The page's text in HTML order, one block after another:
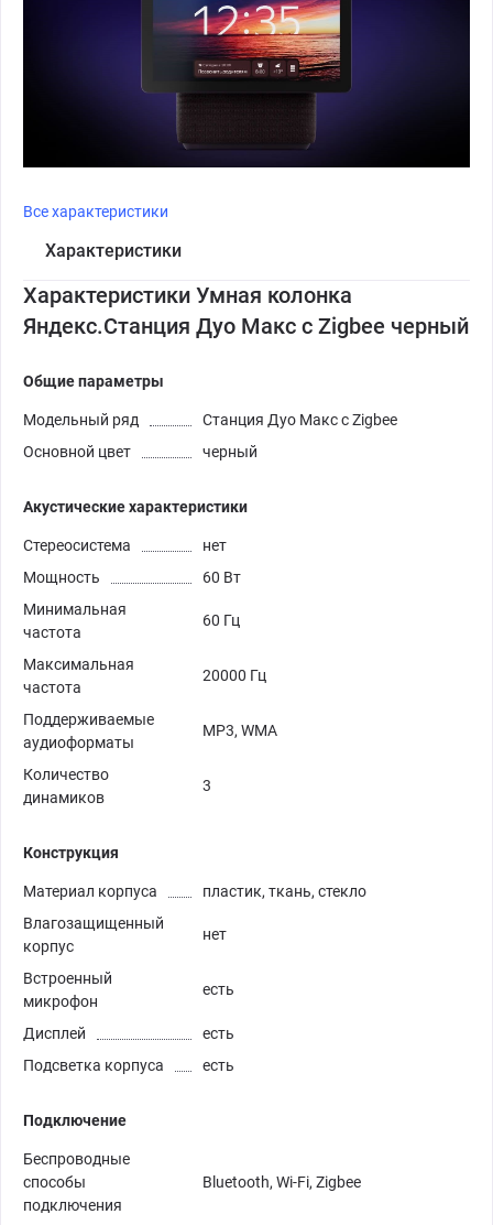
Все характеристики
Характеристики
Характеристики Умная колонка
Яндекс.Станция Дуо Макс с Zigbee черный
Общие параметры
Модельный ряд
Станция Дуо Макс с Zigbee
Основной цвет
черный
Акустические характеристики
Стереосистема
нет
Мощность
60 Вт
Минимальная
частота
60 Гц
Максимальная
частота
20000 Гц
Поддерживаемые
аудиоформаты
MP3, WMA
Количество
динамиков
3
Конструкция
Материал корпуса
пластик, ткань, стекло
Влагозащищенный
корпус
нет
Встроенный
микрофон
есть
Дисплей
есть
Подсветка корпуса
есть
Подключение
Беспроводные
способы
подключения
Bluetooth, Wi-Fi, Zigbee